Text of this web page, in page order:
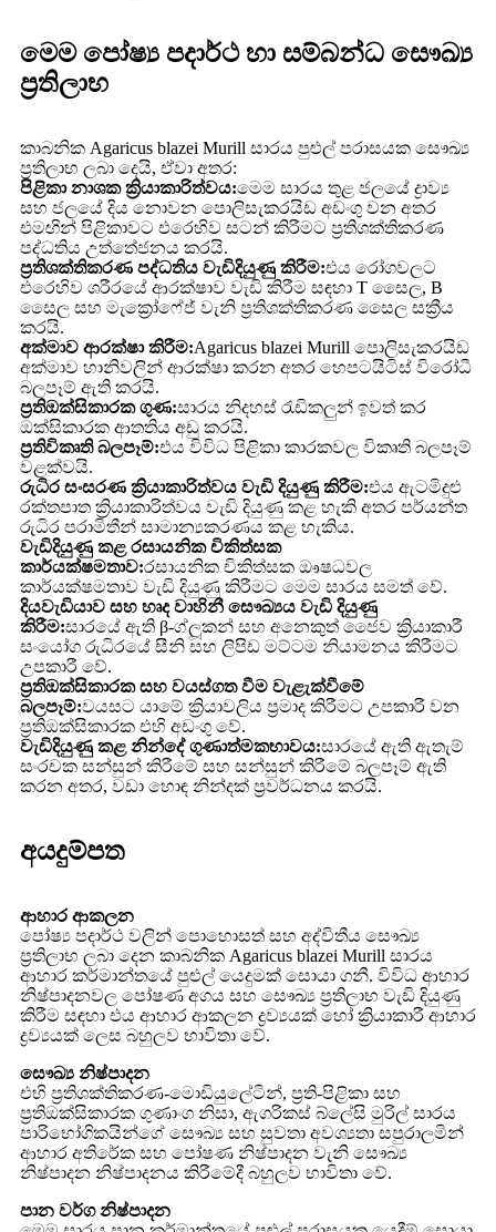
මෙම පෝෂ්‍ය පදාර්ථ හා සම්බන්ධ සෞඛ්‍ය
ප්‍රතිලාභ
කාබනික Agaricus blazei Murill සාරය පුළුල් පරාසයක සෞඛ්‍ය
ප්‍රතිලාභ ලබා දෙයි, ඒවා අතර:
පිළිකා නාශක ක්‍රියාකාරිත්වය:මෙම සාරය තුළ ජලයේ ද්‍රාව්‍ය
සහ ජලයේ දිය නොවන පොලිසැකරයිඩ අඩංගු වන අතර
එමඟින් පිළිකාවට එරෙහිව සටන් කිරීමට ප්‍රතිශක්තිකරණ
පද්ධතිය උත්තේජනය කරයි.
ප්‍රතිශක්තිකරණ පද්ධතිය වැඩිදියුණු කිරීම:එය රෝගවලට
එරෙහිව ශරීරයේ ආරක්ෂාව වැඩි කිරීම සඳහා T සෛල, B
සෛල සහ මැක්‍රෝෆේජ් වැනි ප්‍රතිශක්තිකරණ සෛල සක්‍රීය
කරයි.
අක්මාව ආරක්ෂා කිරීම:Agaricus blazei Murill පොලිසැකරයිඩ
අක්මාව හානිවලින් ආරක්ෂා කරන අතර හෙපටයිටිස් විරෝධී
බලපෑම් ඇති කරයි.
ප්‍රතිඔක්සිකාරක ගුණ:සාරය නිදහස් රැඩිකලුන් ඉවත් කර
ඔක්සිකාරක ආතතිය අඩු කරයි.
ප්‍රතිවිකෘති බලපෑම්:එය විවිධ පිළිකා කාරකවල විකෘති බලපෑම්
වළක්වයි.
රුධිර සංසරණ ක්‍රියාකාරිත්වය වැඩි දියුණු කිරීම:එය ඇටමිදුළු
රක්තපාත ක්‍රියාකාරිත්වය වැඩි දියුණු කළ හැකි අතර පර්යන්ත
රුධිර පරාමිතීන් සාමාන්‍යකරණය කළ හැකිය.
වැඩිදියුණු කළ රසායනික චිකිත්සක
කාර්යක්ෂමතාව:රසායනික චිකිත්සක ඖෂධවල
කාර්යක්ෂමතාව වැඩි දියුණු කිරීමට මෙම සාරය සමත් වේ.
දියවැඩියාව සහ හෘද වාහිනී සෞඛ්‍යය වැඩි දියුණු
කිරීම:සාරයේ ඇති β-ග්ලූකන් සහ අනෙකුත් ජෛව ක්‍රියාකාරී
සංයෝග රුධිරයේ සීනි සහ ලිපිඩ මට්ටම නියාමනය කිරීමට
උපකාරී වේ.
ප්‍රතිඔක්සිකාරක සහ වයස්ගත වීම වැළැක්වීමේ
බලපෑම්:වයසට යාමේ ක්‍රියාවලිය ප්‍රමාද කිරීමට උපකාරී වන
ප්‍රතිඔක්සිකාරක එහි අඩංගු වේ.
වැඩිදියුණු කළ නින්දේ ගුණාත්මකභාවය:සාරයේ ඇති ඇතැම්
සංරචක සන්සුන් කිරීමේ සහ සන්සුන් කිරීමේ බලපෑම් ඇති
කරන අතර, වඩා හොඳ නින්දක් ප්‍රවර්ධනය කරයි.
අයදුම්පත
ආහාර ආකලන
පෝෂ්‍ය පදාර්ථ වලින් පොහොසත් සහ අද්විතීය සෞඛ්‍ය
ප්‍රතිලාභ ලබා දෙන කාබනික Agaricus blazei Murill සාරය
ආහාර කර්මාන්තයේ පුළුල් යෙදුමක් සොයා ගනී. විවිධ ආහාර
නිෂ්පාදනවල පෝෂණ අගය සහ සෞඛ්‍ය ප්‍රතිලාභ වැඩි දියුණු
කිරීම සඳහා එය ආහාර ආකලන ද්‍රව්‍යයක් හෝ ක්‍රියාකාරී ආහාර
ද්‍රව්‍යයක් ලෙස බහුලව භාවිතා වේ.
සෞඛ්‍ය නිෂ්පාදන
එහි ප්‍රතිශක්තිකරණ-මොඩියුලේටින්, ප්‍රති-පිළිකා සහ
ප්‍රතිඔක්සිකාරක ගුණාංග නිසා, ඇගරිකස් බ්ලේසි මුරිල් සාරය
පාරිභෝගිකයින්ගේ සෞඛ්‍ය සහ සුවතා අවශ්‍යතා සපුරාලමින්
ආහාර අතිරේක සහ පෝෂණ නිෂ්පාදන වැනි සෞඛ්‍ය
නිෂ්පාදන නිෂ්පාදනය කිරීමේදී බහුලව භාවිතා වේ.
පාන වර්ග නිෂ්පාදන